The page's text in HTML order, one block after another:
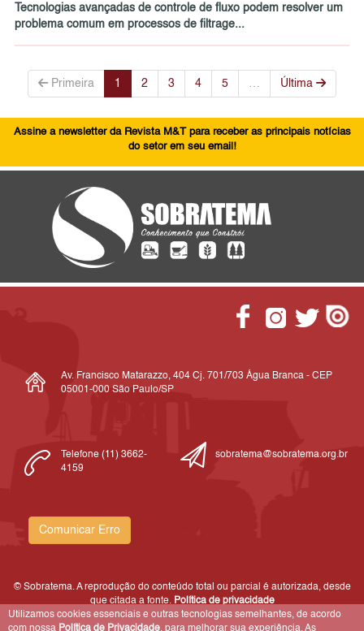
Tecnologias avançadas de controle de fluxo podem resolver um
problema comum em processos de filtrage...
Primeira 1 2 3 4 5 Última
Assine a newsletter da Revista M&T para receber as principais notícias
do setor em seu email!
Av. Francisco Matarazzo, 404 Cj. 701/703 Água Branca - CEP
05001-000 São Paulo/SP
Telefone (11) 3662-
4159
sobratema@sobratema.org.br
Comunicar Erro
© Sobratema. A reprodução do conteúdo total ou parcial é autorizada, desde
que citada a fonte. Política de privacidade
Utilizamos cookies essenciais e outras tecnologias semelhantes, de acordo
com nossa Política de Privacidade, para melhorar sua experiência. As